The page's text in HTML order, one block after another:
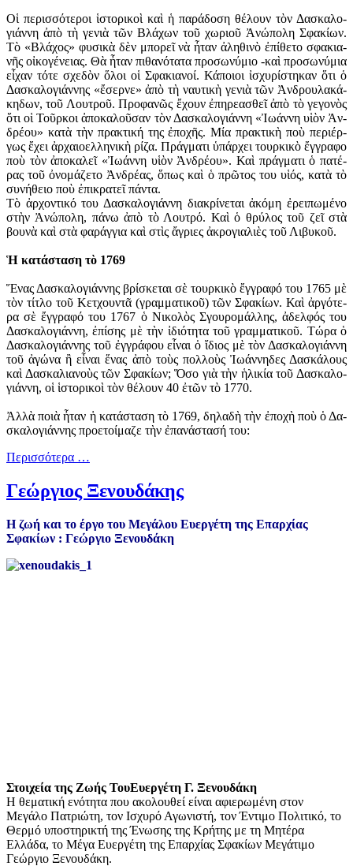
Οἱ πε­ρισ­σό­τε­ροι ἱ­στο­ρι­κοὶ καὶ ἡ πα­ρά­δο­ση θέ­λουν τὸν Δα­σκα­λο­
γιά­ννη ἀ­πὸ τὴ γε­νιὰ τῶν Βλά­χων τοῦ χω­ριοῦ Ἀ­νώ­πο­λη Σφα­κί­ων.
Τὸ «Βλά­χος» φυ­σι­κὰ δὲν μπο­ρεῖ νὰ ἦ­ταν ἀ­λη­θι­νὸ ἐ­πί­θε­το σφα­κια­
νῆς οἰ­κο­γέ­νειας. Θὰ ἦ­ταν πι­θα­νό­τα­τα προ­σω­νύ­μιο -καὶ προ­σω­νύ­μια
εἶ­χαν τό­τε σχε­δὸν ὅ­λοι οἱ Σφα­κια­νοί. Κά­ποι­οι ἰ­σχυ­ρί­στη­καν ὅ­τι ὁ
Δα­σκα­λο­γιά­ννης «ἔ­σερ­νε» ἀ­πὸ τὴ ναυ­τι­κὴ γε­νιὰ τῶν Ἀν­δρου­λα­κά­
κη­δων, τοῦ Λου­τροῦ. Προ­φα­νῶς ἔ­χουν ἐ­πη­ρε­α­σθεῖ ἀ­πὸ τὸ γε­γο­νὸς
ὅ­τι οἱ Τοῦρ­κοι ἀ­πο­κα­λοῦ­σαν τὸν Δα­σκα­λο­γιά­ννη «Ἰ­ω­άν­νη υἱ­ὸν Ἀν­
δρέ­ου» κα­τὰ τὴν πρα­κτι­κή της ἐ­πο­χῆς. Μί­α πρα­κτι­κὴ ποὺ πε­ρι­έρ­
γως ἔ­χει ἀρ­χαι­ο­ελ­λη­νι­κὴ ρί­ζα. Πράγ­μα­τι ὑ­πάρ­χει τουρ­κι­κὸ ἔγ­γρα­φο
ποὺ τὸν ἀ­πο­κα­λεῖ «Ἰ­ω­άν­νη υἱ­ὸν Ἀν­δρέ­ου». Καὶ πράγ­μα­τι ὁ πα­τέ­
ρας τοῦ ὀ­νο­μά­ζε­το Ἀν­δρέ­ας, ὅ­πως καὶ ὁ πρῶ­τος του υἱ­ός, κα­τὰ τὸ
συ­νή­θει­ο ποὺ ἐ­πι­κρα­τεῖ πάν­τα.
Τὸ ἀρ­χον­τι­κό του Δα­σκα­λο­γιά­ννη δι­α­κρί­νε­ται ἀ­κό­μη ἐ­ρει­πω­μέ­νο
στὴν Ἀ­νώ­πο­λη, πά­νω ἀ­πὸ τὸ Λου­τρό. Καὶ ὁ θρύ­λος τοῦ ζεῖ στὰ
βου­νὰ καὶ στὰ φα­ράγ­για καὶ στὶς ἄ­γρι­ες ἀ­κρο­γι­α­λι­ὲς τοῦ Λι­βυ­κοῦ.
Ἡ κα­τά­στα­ση τὸ 1769
Ἕ­νας Δα­σκα­λο­γιά­ννης βρί­σκε­ται σὲ τουρ­κι­κὸ ἔγ­γρα­φό του 1765 μὲ
τὸν τί­τλο τοῦ Κετ­χουν­τᾶ (γραμ­μα­τι­κοῦ) τῶν Σφα­κί­ων. Καὶ ἀρ­γό­τε­
ρα σὲ ἔγ­γρα­φό του 1767 ὁ Νι­κο­λὸς Σγου­ρο­μάλ­λης, ἀ­δελ­φός του
Δα­σκα­λο­γιά­ννη, ἐ­πί­σης μὲ τὴν ἰ­δι­ό­τη­τα τοῦ γραμ­μα­τι­κοῦ. Τώ­ρα ὁ
Δα­σκα­λο­γιά­ννης τοῦ ἐγ­γρά­φου εἶ­ναι ὁ ἴ­διος μὲ τὸν Δα­σκα­λο­γιά­ννη
τοῦ ἀ­γώ­να ἢ εἶ­ναι ἕ­νας ἀ­πὸ τοὺς πολ­λοὺς Ἰ­ω­άν­νη­δες Δα­σκά­λους
καὶ Δα­σκα­λια­νοὺς τῶν Σφα­κί­ων; Ὅ­σο γιὰ τὴν ἡ­λι­κί­α τοῦ Δα­σκα­λο­
γιά­ννη, οἱ ἱ­στο­ρι­κοὶ τὸν θέ­λουν 40 ἐ­τῶν τὸ 1770.
Ἀλ­λὰ ποι­ὰ ἦ­ταν ἡ κα­τά­στα­ση τὸ 1769, δη­λα­δὴ τὴν ἐ­πο­χὴ ποὺ ὁ Δα­
σκα­λο­γιά­ννης προ­ε­τοί­μα­ζε τὴν ἐ­πα­νά­στα­σή του:
Περισσότερα …
Γεώργιος Ξενουδάκης
Η ζωή και το έργο του Μεγάλου Ευεργέτη της Επαρχίας
Σφακίων : Γεώργιο Ξενουδάκη
Στοιχεία της Ζωής ΤουΕυεργέτη Γ. Ξενουδάκη
Η θεματική ενότητα που ακολουθεί είναι αφιερωμένη στον
Μεγάλο Πατριώτη, τον Ισχυρό Αγωνιστή, τον Έντιμο Πολιτικό, το
Θερμό υποστηρικτή της Ένωσης της Κρήτης με τη Μητέρα
Ελλάδα, το Μέγα Ευεργέτη της Επαρχίας Σφακίων Μεγάτιμο
Γεώργιο Ξενουδάκη.